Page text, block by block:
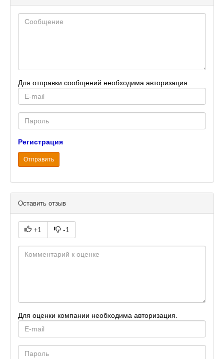
Для отправки сообщений необходима авторизация.
mail
Password
Регистрация
Отправить
Оставить отзыв
+1 -1
Для оценки компании необходима авторизация.
mail
Password